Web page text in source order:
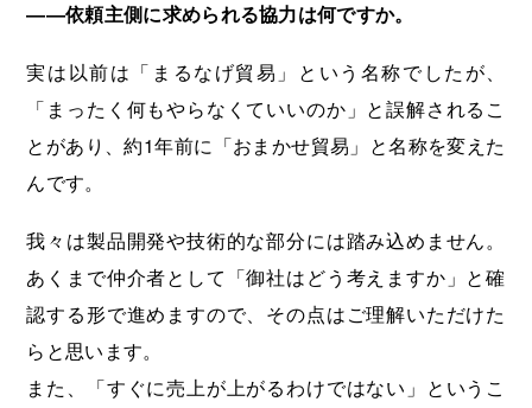
――依頼主側に求められる協力は何ですか。
実は以前は「まるなげ貿易」という名称でしたが、
「まったく何もやらなくていいのか」と誤解されるこ
とがあり、約1年前に「おまかせ貿易」と名称を変えた
んです。
我々は製品開発や技術的な部分には踏み込めません。
あくまで仲介者として「御社はどう考えますか」と確
認する形で進めますので、その点はご理解いただけた
らと思います。
また、「すぐに売上が上がるわけではない」というこ